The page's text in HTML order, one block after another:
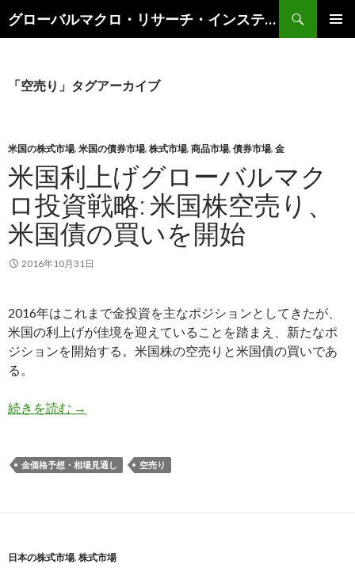
グローバルマクロ・リサーチ・インスティテュート
索
ン
キ
ッ
プ
「空売り」タグアーカイブ
米国の株式市場, 米国の債券市場, 株式市場, 商品市場, 債券市場, 金
米国利上げグローバルマク
ロ投資戦略: 米国株空売り、
米国債の買いを開始
2016年10月31日
2016年はこれまで金投資を主なポジションとしてきたが、
米国の利上げが佳境を迎えていることを踏まえ、新たなポ
ジションを開始する。米国株の空売りと米国債の買いであ
る。
続きを読む 米国利上げグローバルマクロ投資戦略: 米国株空
→
金価格予想・相場見通し 空売り
日本の株式市場, 株式市場